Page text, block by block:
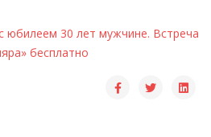
юбилеем 30 лет мужчине. Встреча
бесплатно